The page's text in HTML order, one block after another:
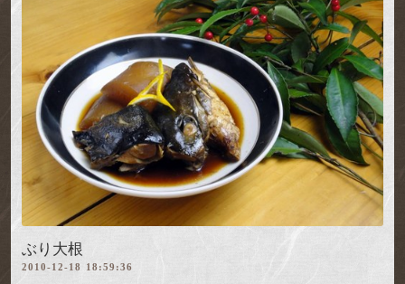
ぶり大根
2010-12-18 18:59:36